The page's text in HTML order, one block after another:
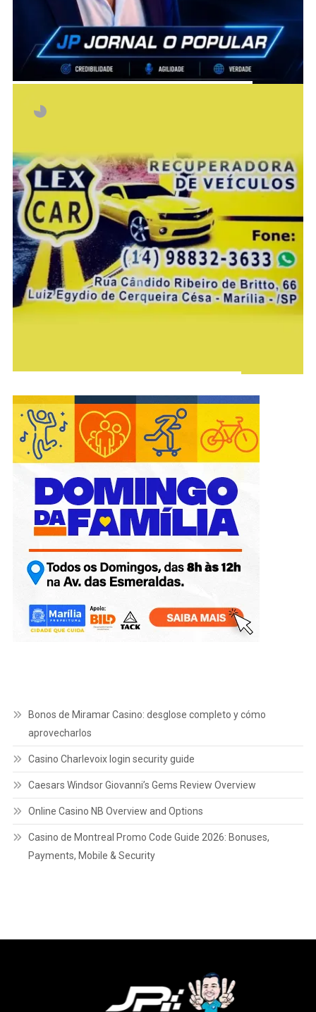
Bonos de Miramar Casino: desglose completo y cómo
aprovecharlos
Casino Charlevoix login security guide
Caesars Windsor Giovanni’s Gems Review Overview
Online Casino NB Overview and Options
Casino de Montreal Promo Code Guide 2026: Bonuses,
Payments, Mobile & Security